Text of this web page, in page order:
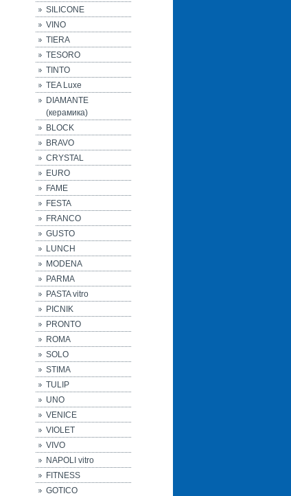
SILICONE
VINO
TIERA
TESORO
TINTO
TEA Luxe
DIAMANTE
(керамика)
BLOCK
BRAVO
CRYSTAL
EURO
FAME
FESTA
FRANCO
GUSTO
LUNCH
MODENA
PARMA
PASTA vitro
PICNIK
PRONTO
ROMA
SOLO
STIMA
TULIP
UNO
VENICE
VIOLET
VIVO
NAPOLI vitro
FITNESS
GOTICO